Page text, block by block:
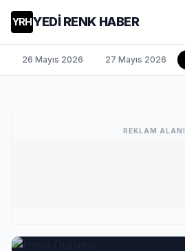
YRHYEDİ RENK HABER
26 Mayıs 2026 27 Mayıs 2026
REKLAM ALANI